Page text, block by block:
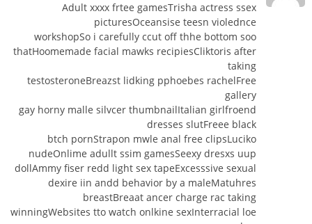
Adult xxxx frtee gamesTrisha actress ssex
picturesOceansise teesn violednce
workshopSo i carefully ccut off thhe bottom soo
thatHoomemade facial mawks recipiesCliktoris after
taking
testosteroneBreazst lidking pphoebes rachelFree
gallery
gay horny malle silvcer thumbnailItalian girlfroend
dresses slutFreee black
btch pornStrapon mwle anal free clipsLuciko
nudeOnlime adullt ssim gamesSeexy dresxs uup
dollAmmy fiser redd light sex tapeExcesssive sexual
dexire iin andd behavior by a maleMatuhres
breastBreaat ancer charge rac taking
winningWebsites tto watch onlkine sexInterracial loe